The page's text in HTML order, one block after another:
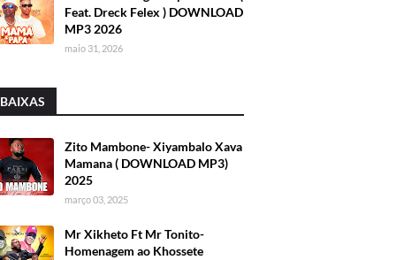
Feat. Dreck Felex ) DOWNLOAD
MP3 2026
maio 31, 2026
Zito Mambone- Xiyambalo Xava
Mamana ( DOWNLOAD MP3)
2025
março 03, 2025
Mr Xikheto Ft Mr Tonito-
Homenagem ao Khossete